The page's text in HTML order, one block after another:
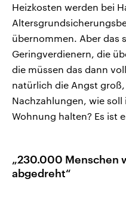
Heizkosten werden bei
übernommen. Aber das
Geringverdienern, die
die müssen das dann
natürlich die Angst
Nachzahlungen, wie
Wohnung halten? Es ist
„230.000 Menschen
abgedreht“